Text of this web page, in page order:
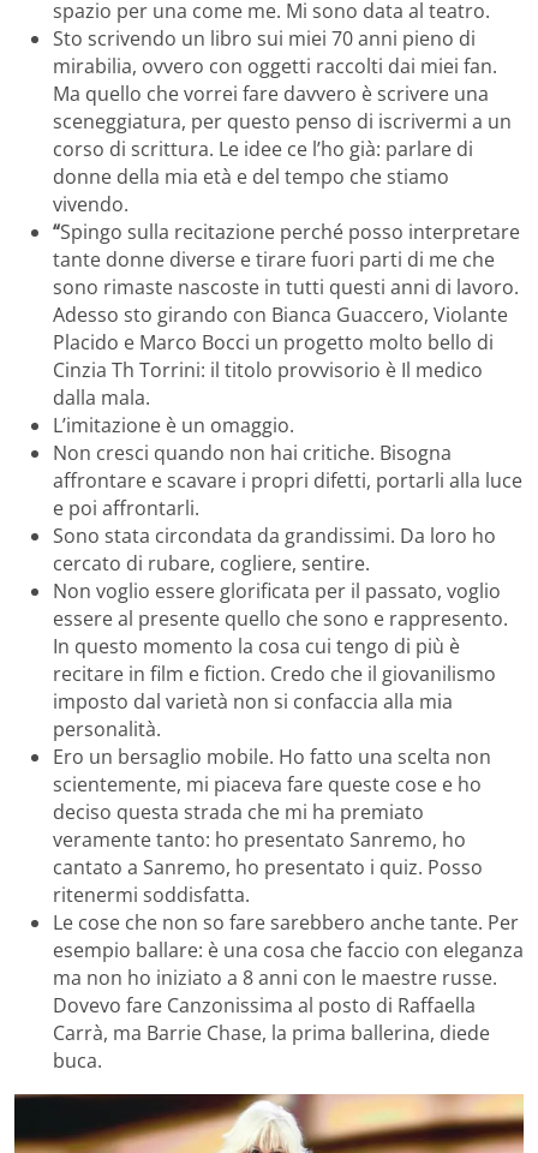
spazio per una come me. Mi sono data al teatro.
Sto scrivendo un libro sui miei 70 anni pieno di
mirabilia, ovvero con oggetti raccolti dai miei fan.
Ma quello che vorrei fare davvero è scrivere una
sceneggiatura, per questo penso di iscrivermi a un
corso di scrittura. Le idee ce l’ho già: parlare di
donne della mia età e del tempo che stiamo
vivendo.
“Spingo sulla recitazione perché posso interpretare
tante donne diverse e tirare fuori parti di me che
sono rimaste nascoste in tutti questi anni di lavoro.
Adesso sto girando con Bianca Guaccero, Violante
Placido e Marco Bocci un progetto molto bello di
Cinzia Th Torrini: il titolo provvisorio è Il medico
dalla mala.
L’imitazione è un omaggio.
Non cresci quando non hai critiche. Bisogna
affrontare e scavare i propri difetti, portarli alla luce
e poi affrontarli.
Sono stata circondata da grandissimi. Da loro ho
cercato di rubare, cogliere, sentire.
Non voglio essere glorificata per il passato, voglio
essere al presente quello che sono e rappresento.
In questo momento la cosa cui tengo di più è
recitare in film e fiction. Credo che il giovanilismo
imposto dal varietà non si confaccia alla mia
personalità.
Ero un bersaglio mobile. Ho fatto una scelta non
scientemente, mi piaceva fare queste cose e ho
deciso questa strada che mi ha premiato
veramente tanto: ho presentato Sanremo, ho
cantato a Sanremo, ho presentato i quiz. Posso
ritenermi soddisfatta.
Le cose che non so fare sarebbero anche tante. Per
esempio ballare: è una cosa che faccio con eleganza
ma non ho iniziato a 8 anni con le maestre russe.
Dovevo fare Canzonissima al posto di Raffaella
Carrà, ma Barrie Chase, la prima ballerina, diede
buca.